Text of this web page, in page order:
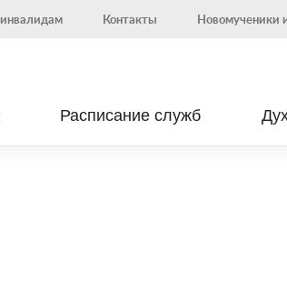
Контакты Новомученики
Расписание служб